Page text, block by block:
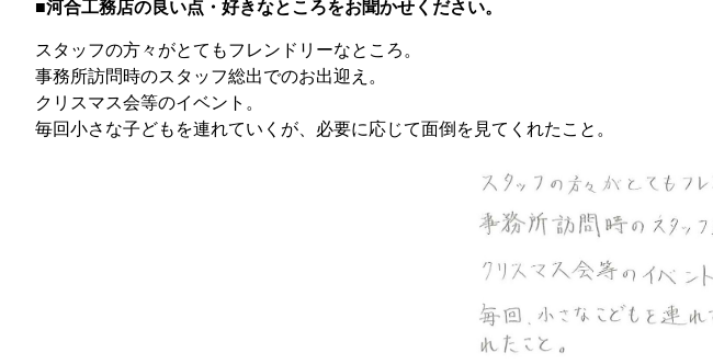
■河合工務店の良い点・好きなところをお聞かせください。
スタッフの方々がとてもフレンドリーなところ。
事務所訪問時のスタッフ総出でのお出迎え。
クリスマス会等のイベント。
毎回小さな子どもを連れていくが、必要に応じて面倒を見てくれたこと。